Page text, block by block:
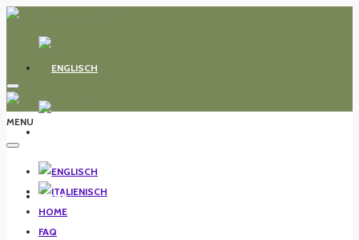
HOME
MENU
HOME
FAQ